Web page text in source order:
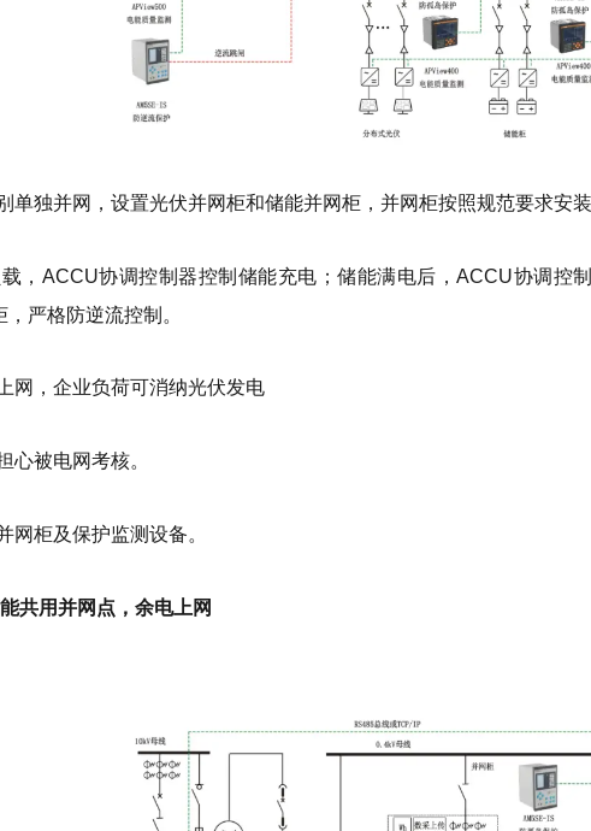
单独并网，设置光伏并网柜和储能并网柜，并网柜按照规范要求安
，ACCU协调控制器控制储能充电；储能满电后，ACCU协调控
严格防逆流控制。
网，企业负荷可消纳光伏发电
心被电网考核。
网柜及保护监测设备。
共用并网点，余电上网